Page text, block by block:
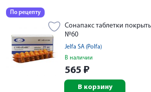
По рецепту
Сонапакс таблетки
№60
Jelfa SA (Polfa)
В наличии
565 ₽
В корзину